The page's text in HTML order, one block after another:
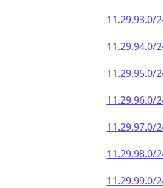
11.29.93.0/
11.29.94.0/
11.29.95.0/
11.29.96.0/
11.29.97.0/
11.29.98.0/
11.29.99.0/